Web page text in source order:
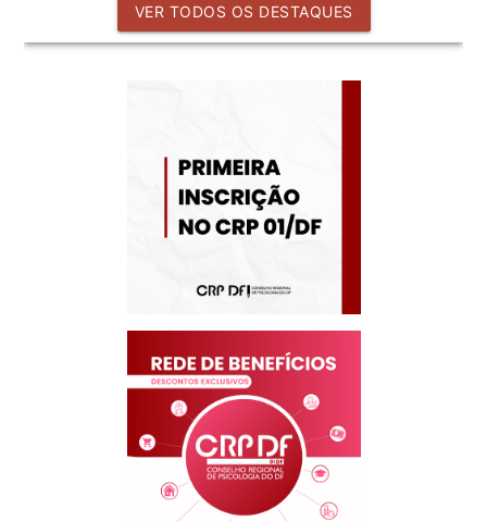
VER TODOS OS DESTAQUES